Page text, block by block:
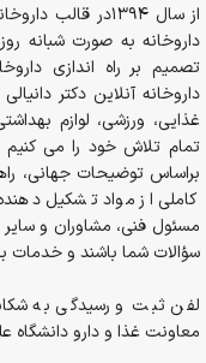
تصمیم بر راه اندازی
داروخانه آنلاین دکتر
غذایی، ورزشی، لوازم
تمام تلاش خود را می
براساس توضیحات جهانی،
کاملی از مواد تشکیل
مسئول فنی، مشاوران و
سؤالات شما باشند و خدمات
لفن ثبت و رسیدگی به
معاونت غذا و دارو دانشگاه علوم پزشکی